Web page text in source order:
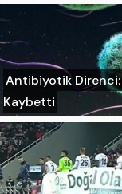
Antibiyotik Direnci:
Kaybetti